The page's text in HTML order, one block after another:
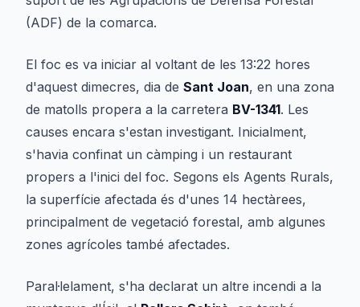
(ADF) de la comarca.
El foc es va iniciar al voltant de les 13:22 hores
d'aquest dimecres, dia de Sant Joan, en una zona
de matolls propera a la carretera BV-1341. Les
causes encara s'estan investigant. Inicialment,
s'havia confinat un càmping i un restaurant
propers a l'inici del foc. Segons els Agents Rurals,
la superfície afectada és d'unes 14 hectàrees,
principalment de vegetació forestal, amb algunes
zones agrícoles també afectades.
Paral·lelament, s'ha declarat un altre incendi a la